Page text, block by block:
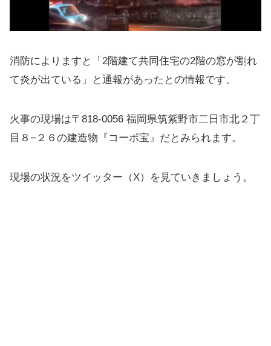
消防によりますと「2階建て共同住宅の2階の窓が割れ
て炎が出ている」と通報があったとの情報です。
火事の現場は〒818-0056 福岡県筑紫野市二日市北２丁
目８−２６の建造物『コーポ宝』だとみられます。
現場の状況をツイッター（X）を見ていきましょう。